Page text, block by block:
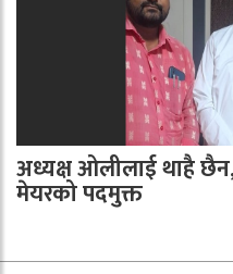
अध्यक्ष ओलीलाई थाहै
मेयरको पदमुक्त